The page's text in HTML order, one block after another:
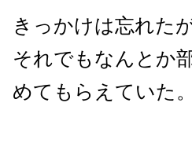
きっかけは忘れた
それでもなんとか
めてもらえていた。